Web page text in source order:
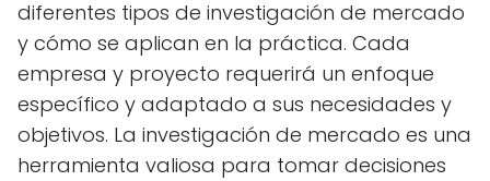
diferentes tipos de investigación de mercado
y cómo se aplican en la práctica. Cada
empresa y proyecto requerirá un enfoque
específico y adaptado a sus necesidades y
objetivos. La investigación de mercado es una
herramienta valiosa para tomar decisiones